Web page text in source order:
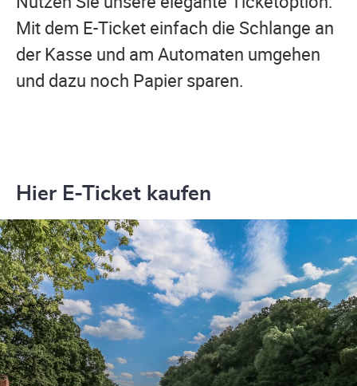
Mit dem E-Ticket einfach die Schlange an
der Kasse und am Automaten umgehen
und dazu noch Papier sparen.
Hier E-Ticket kaufen